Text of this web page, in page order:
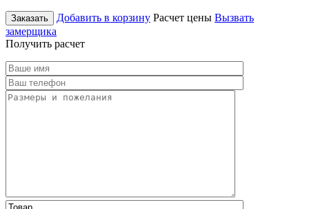
Заказать Добавить в корзину Расчет цены Вызвать
замерщика
Получить расчет